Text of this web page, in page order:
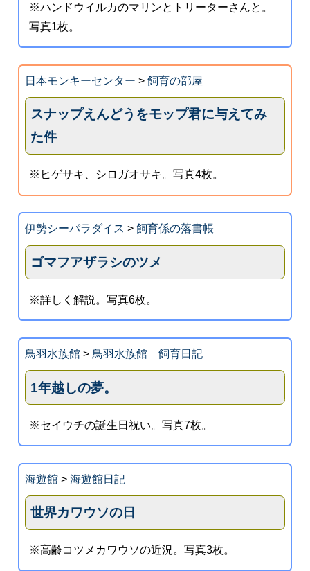
※ハンドウイルカのマリンとトリーターさんと。
写真1枚。
日本モンキーセンター > 飼育の部屋
スナップえんどうをモップ君に与えてみ
た件
※ヒゲサキ、シロガオサキ。写真4枚。
伊勢シーパラダイス > 飼育係の落書帳
ゴマフアザラシのツメ
※詳しく解説。写真6枚。
鳥羽水族館> 鳥羽水族館 飼育日記
1年越しの夢。
※セイウチの誕生日祝い。写真7枚。
海遊館> 海遊館日記
世界カワウソの日
※高齢コツメカワウソの近況。写真3枚。